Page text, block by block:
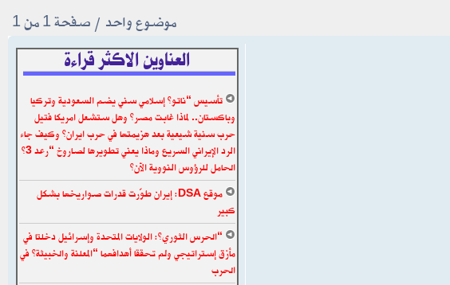
موضوع واحد • صفحة1من1
العناوين الاكثر قراءة
تأسيس “ناتو” إسلامي سني يضم السعودية وتركيا
وباكستان.. لماذا غابت مصر؟ وهل ستشعل امريكا فتيل
حرب سنية شيعية بعد هزيمتها في حرب ايران؟ وكيف جاء
الرد الإيراني السريع وماذا يعني تطويرها لصاروخ “رعد 3”
الحامل للرؤوس النووية الآن؟
موقع DSA: إيران طوّرت قدرات صواريخها بشكل
كبير
“الحرس الثوري”: الولايات المتحدة وإسرائيل دخلتا في
مأزق إستراتيجي ولم تحققا أهدافهما “المعلنة والخبيثة” في
الحرب